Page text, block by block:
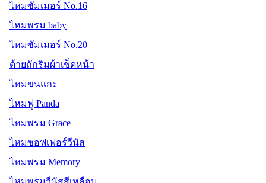
ไหมซัมเมอร์ No.16
ไหมพรม baby
ไหมซัมเมอร์ No.20
ด้ายถักริมผ้าเช็ดหน้า
ไหมขนแกะ
ไหมฟู Panda
ไหมพรม Grace
ไหมซอฟเฟอร์วีนัส
ไหมพรม Memory